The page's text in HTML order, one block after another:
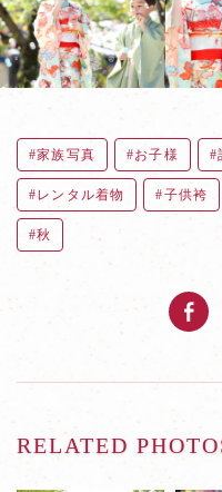
家族写真 お子様
レンタル着物 子供袴
秋
RELATED